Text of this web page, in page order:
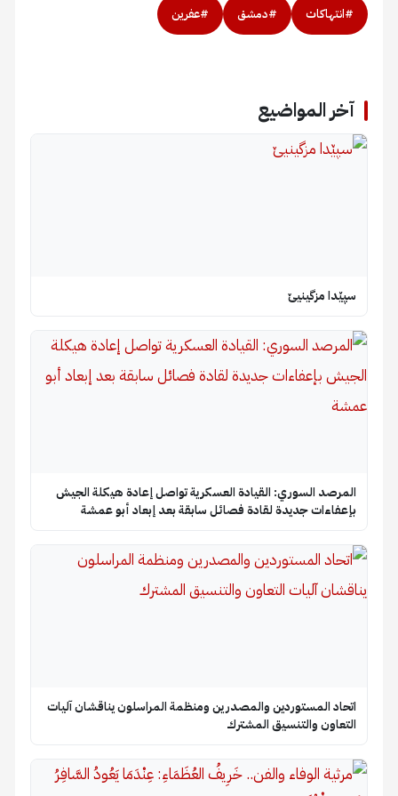
#انتهاكات #دمشق #عفرين
آخر المواضيع
سپێدا مزگینیێ
المرصد السوري: القيادة العسكرية تواصل إعادة هيكلة الجيش
بإعفاءات جديدة لقادة فصائل سابقة بعد إبعاد أبو عمشة
اتحاد المستوردين والمصدرين ومنظمة المراسلون يناقشان آليات
التعاون والتنسيق المشترك